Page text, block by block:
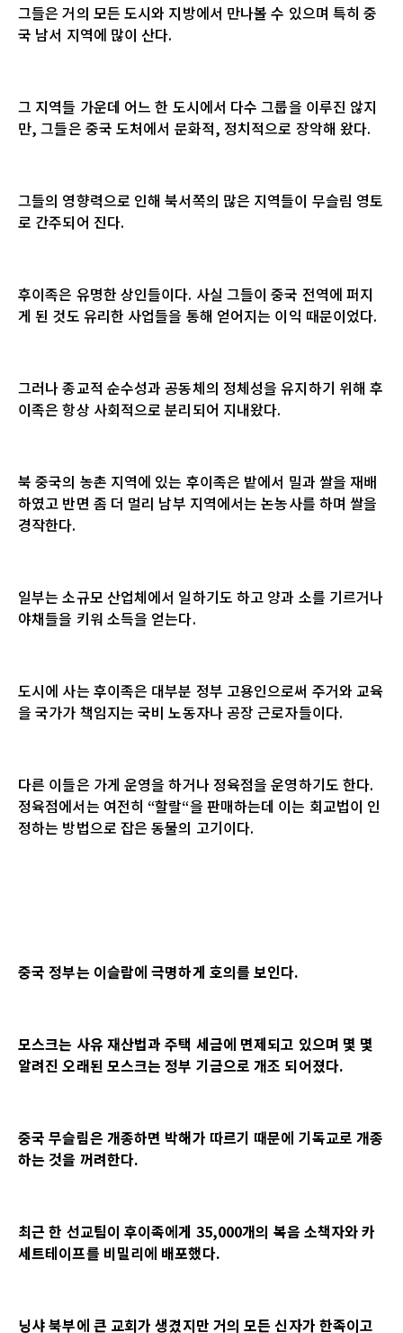
그들은 거의 모든 도시와 지방에서 만나볼 수 있으며 특히 중
국 남서 지역에 많이 산다.
그 지역들 가운데 어느 한 도시에서 다수 그룹을 이루진 않지
만,그들은 중국 도처에서 문화적, 정치적으로 장악해 왔다.
그들의 영향력으로 인해 북서쪽의 많은 지역들이 무슬림 영토
로 간주되어 진다.
후이족은 유명한 상인들이다. 사실 그들이 중국 전역에 퍼지
게 된 것도 유리한 사업들을 통해 얻어지는 이익 때문이었다.
그러나 종교적 순수성과 공동체의 정체성을 유지하기 위해 후
이족은 항상 사회적으로 분리되어 지내왔다.
북 중국의 농촌 지역에 있는 후이족은 밭에서 밀과 쌀을 재배
하였고 반면 좀 더 멀리 남부 지역에서는 논농사를 하며 쌀을
경작한다.
일부는 소규모 산업체에서 일하기도 하고 양과 소를 기르거나
야채들을 키워 소득을 얻는다.
도시에 사는 후이족은 대부분 정부 고용인으로써 주거와 교육
을 국가가 책임지는 국비 노동자나 공장 근로자들이다.
다른 이들은 가게 운영을 하거나 정육점을 운영하기도 한다.
정육점에서는 여전히 “할랄“을 판매하는데 이는 회교법이 인
정하는 방법으로 잡은 동물의 고기이다.
중국 정부는 이슬람에 극명하게 호의를 보인다.
모스크는 사유 재산법과 주택 세금에 면제되고 있으며 몇 몇
알려진 오래된 모스크는 정부 기금으로 개조 되어졌다.
중국 무슬림은 개종하면 박해가 따르기 때문에 기독교로 개종
하는 것을 꺼려한다.
최근 한 선교팀이 후이족에게 35,000개의 복음 소책자와 카
세트테이프를 비밀리에 배포했다.
닝샤 북부에 큰 교회가 생겼지만 거의 모든 신자가 한족이고